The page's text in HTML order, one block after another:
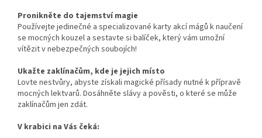
Pronikněte do tajemství magie
Používejte jedinečné a specializované karty akcí mágů k naučení
se mocných kouzel a sestavte si balíček, který vám umožní
vítězit v nebezpečných soubojích!
Ukažte zaklínačům, kde je jejich místo
Lovte nestvůry, abyste získali magické přísady nutné k přípravě
mocných lektvarů. Dosáhněte slávy a pověsti, o které se může
zaklínačům jen zdát.
V krabici na Vás čeká: